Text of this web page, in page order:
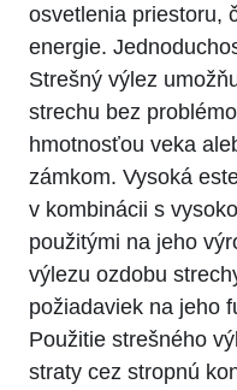
osvetlenia priestoru,
energie.
Strešný výlez
strechu bez
hmotnosťou veka
zámkom. Vysoká
v kombinácii s
použitými na jeho
výlezu ozdobu
požiadaviek na jeho
Použitie strešného
straty cez stropnú